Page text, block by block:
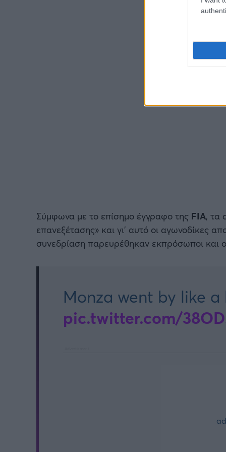
Σύμφωνα με το επίσημο έγγραφο της FIA, τα
επανεξέτασης» και γι’ αυτό οι αγωνοδίκες
συνεδρίαση παρευρέθηκαν εκπρόσωποι και
Monza went by like a
pic.twitter.com/